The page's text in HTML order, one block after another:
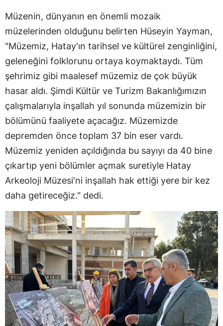
Müzenin, dünyanın en önemli mozaik
müzelerinden olduğunu belirten Hüseyin Yayman,
"Müzemiz, Hatay'ın tarihsel ve kültürel zenginliğini,
geleneğini folklorunu ortaya koymaktaydı. Tüm
şehrimiz gibi maalesef müzemiz de çok büyük
hasar aldı. Şimdi Kültür ve Turizm Bakanlığımızın
çalışmalarıyla inşallah yıl sonunda müzemizin bir
bölümünü faaliyete açacağız. Müzemizde
depremden önce toplam 37 bin eser vardı.
Müzemiz yeniden açıldığında bu sayıyı da 40 bine
çıkartıp yeni bölümler açmak suretiyle Hatay
Arkeoloji Müzesi'ni inşallah hak ettiği yere bir kez
daha getireceğiz." dedi.